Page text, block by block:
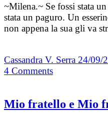
~Milena.~ Se fossi stata
stata un paguro. Un
non appena la sua gli va
Cassandra V. Serra 24/09/
4 Comments
Mio fratello e Mio